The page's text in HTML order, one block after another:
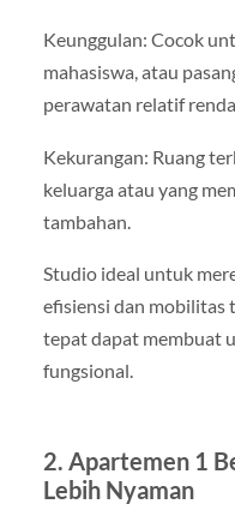
Keunggulan: Cocok
mahasiswa, atau
perawatan relatif
Kekurangan: Ruang
keluarga atau yang
tambahan.
Studio ideal untuk
efisiensi dan mobilitas
tepat dapat membuat
fungsional.
2. Apartemen 1
Lebih Nyaman